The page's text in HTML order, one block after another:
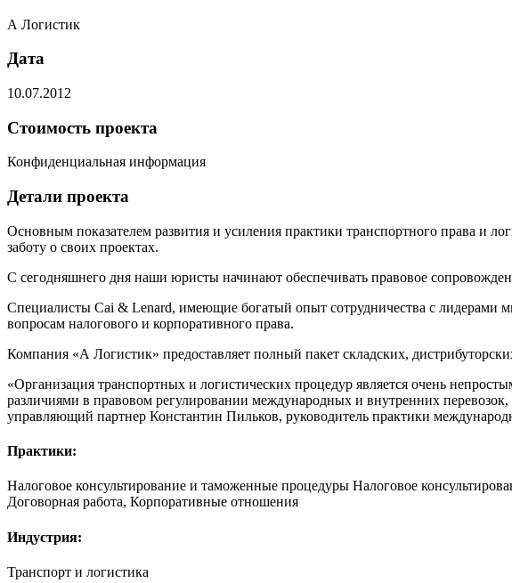
А Логистик
Дата
10.07.2012
Стоимость проекта
Конфиденциальная информация
Детали проекта
Основным показателем развития и усиления практики транспортного права и
заботу о своих проектах.
С сегодняшнего дня наши юристы начинают обеспечивать правовое
Специалисты Cai & Lenard, имеющие богатый опыт сотрудничества с лидерами
вопросам налогового и корпоративного права.
Компания «А Логистик» предоставляет полный пакет складских,
«Организация транспортных и логистических процедур является очень
различиями в правовом регулировании международных и внутренних
управляющий партнер Константин Пильков, руководитель практики
Практики:
Налоговое консультирование и таможенные процедуры Налоговое
Договорная работа, Корпоративные отношения
Индустрия:
Транспорт и логистика